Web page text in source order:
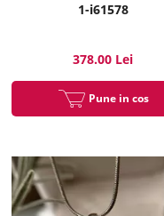
1-i61578
378.00 Lei
Pune in cos